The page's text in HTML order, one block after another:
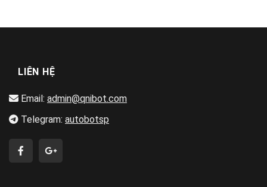
LIÊN HỆ
Email: admin@qnibot.com
Telegram: autobotsp